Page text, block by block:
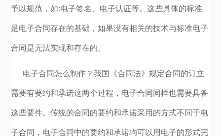
予以规范，如:电子签名、电子认证等。这些具体的标准
是电子合同存在的基础，如果没有相关的技术与标准电子
合同是无法实现和存在的。
电子合同怎么制作？我国《合同法》规定合同的订立
需要有要约和承诺这两个过程，电子合同同样也需要具备
这些要件。传统的合同的要约和承诺采用的方式不同于电
子合同，电子合同中的要约和承诺均可以用电子的形式完